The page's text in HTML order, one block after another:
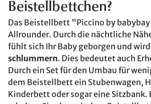
Beistellbettchen?
Das Beistellbett "Piccino by
Allrounder. Durch die nächtliche
fühlt sich Ihr Baby geborgen und wird
schlummern. Dies bedeutet auch
Durch ein Set für den Umbau für
dem Beistellbett ein Stubenwagen,
Kinderbett oder sogar eine Sitzbank.